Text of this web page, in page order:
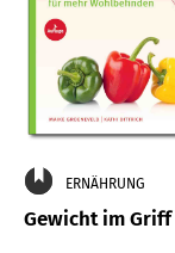
ERNÄHRUNG
Gewicht im Griff